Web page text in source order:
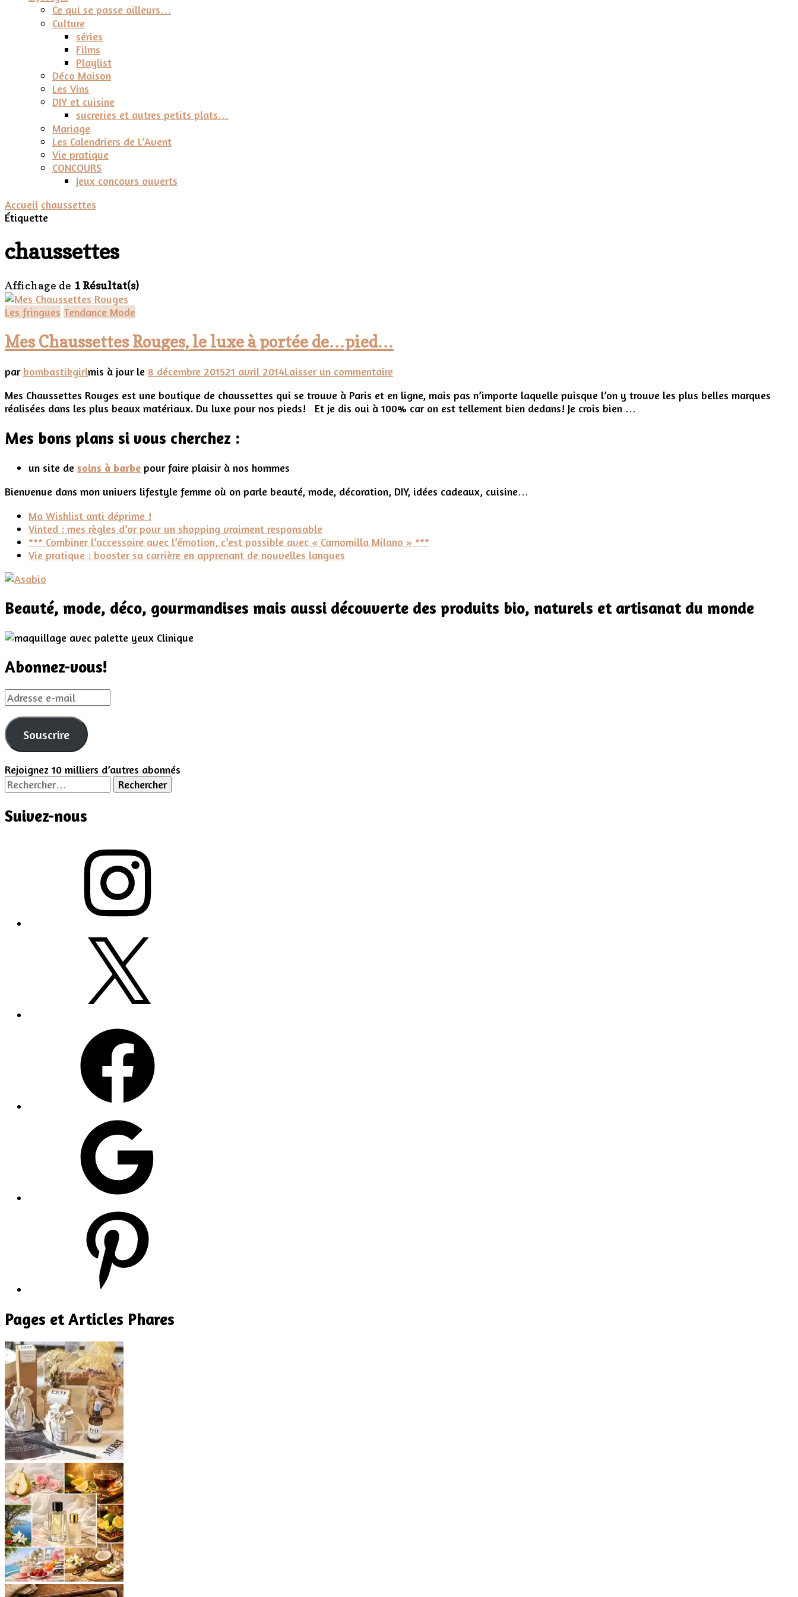
Ce qui se passe ailleurs…
Culture
séries
Films
Playlist
Déco Maison
Les Vins
DIY et cuisine
sucreries et autres petits plats…
Mariage
Les Calendriers de L’Avent
Vie pratique
CONCOURS
Jeux concours ouverts
Accueil chaussettes
Étiquette
chaussettes
Affichage de 1 Résultat(s)
Les fringues Tendance Mode
Mes Chaussettes Rouges, le luxe à portée de…pied…
par bombastikgirlmis à jour le 8 décembre 201521 avril 2014Laisser un commentairesur
Chaussettes
Rouges,
pied…
Mes Chaussettes Rouges est une boutique de chaussettes qui se trouve à Paris et en ligne, mais pas n’importe laquelle puisque l’on y trouve les plus belles marques
réalisées dans les plus beaux matériaux. Du luxe pour nos pieds! Et je dis oui à 100% car on est tellement bien dedans! Je crois bien …
Mes bons plans si vous cherchez :
un site de soins à barbe pour faire plaisir à nos hommes
Bienvenue dans mon univers lifestyle femme où on parle beauté, mode, décoration, DIY, idées cadeaux, cuisine…
Ma Wishlist anti déprime !
Vinted : mes règles d’or pour un shopping vraiment responsable
*** Combiner l’accessoire avec l’émotion, c’est possible avec « Camomilla Milano » ***
Vie pratique : booster sa carrière en apprenant de nouvelles langues
Beauté, mode, déco, gourmandises mais aussi découverte des produits bio, naturels et artisanat du monde
Abonnez-vous!
Adresse
e-
mail
Souscrire
Rejoignez 10 milliers d’autres abonnés
Rechercher :
Suivez-nous
Pages et Articles Phares